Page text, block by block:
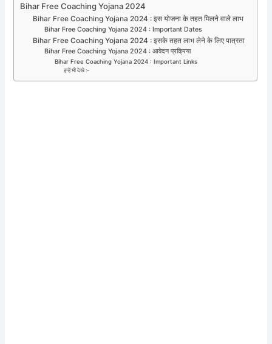
Bihar Free Coaching Yojana 2024
Bihar Free Coaching Yojana 2024 : इस योजना के तहत मिलने वाले लाभ
Bihar Free Coaching Yojana 2024 : Important Dates
Bihar Free Coaching Yojana 2024 : इसके तहत लाभ लेने के लिए पात्रता
Bihar Free Coaching Yojana 2024 : आवेदन प्रक्रिया
Bihar Free Coaching Yojana 2024 : Important Links
इन्हें भी देखे :-